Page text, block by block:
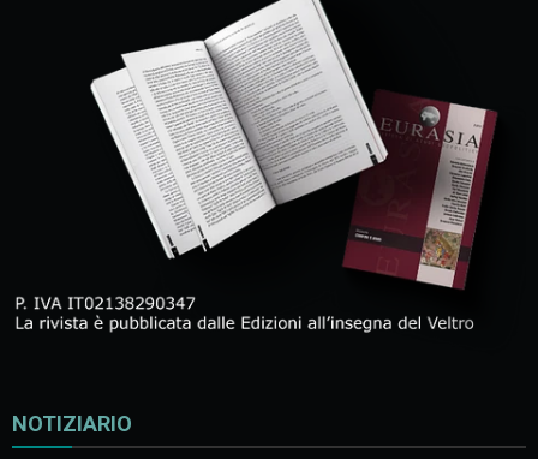
NOTIZIARIO